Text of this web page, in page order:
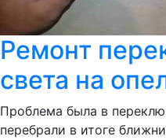
Ремонт
света на
Проблема была в
перебрали в итоге